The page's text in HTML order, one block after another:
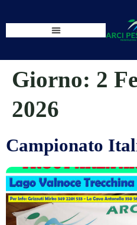
Giorno: 2
2026
Campionato